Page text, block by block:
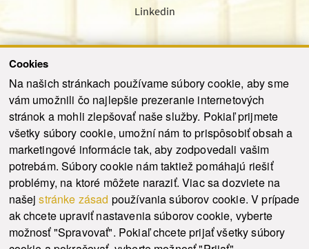
Cookies
Na našich stránkach používame súbory cookie, aby sme
vám umožnili čo najlepšie prezeranie internetových
stránok a mohli zlepšovať naše služby. Pokiaľ prijmete
všetky súbory cookie, umožní nám to prispôsobiť obsah a
marketingové informácie tak, aby zodpovedali vašim
potrebám. Súbory cookie nám taktiež pomáhajú riešiť
problémy, na ktoré môžete naraziť. Viac sa dozviete na
našejstránke zásad používania súborov cookie. V prípade
ak chcete upraviť nastavenia súborov cookie, vyberte
možnosť "Spravovať". Pokiaľ chcete prijať všetky súbory
Linkedin
Odoslať
© 2021-2026 ku.sk. Všetky práva vyhradené. | Ochrana osobných údajov
Vyhlásenie o prístupnosti |
Admin
This site is protected by reCAPTCHA and the Google Privacy Policy and Terms of